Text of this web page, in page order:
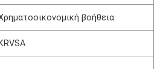
βοήθεια